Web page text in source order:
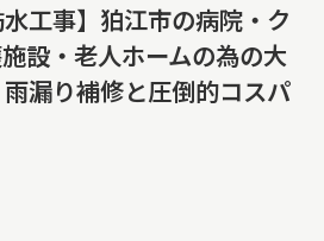
水工事】狛江市の病院・ク
設・老人ホームの為の大
漏り補修と圧倒的コスパ